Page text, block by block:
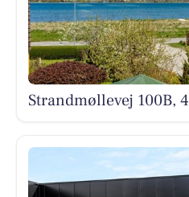
Strandmøllevej 100B,